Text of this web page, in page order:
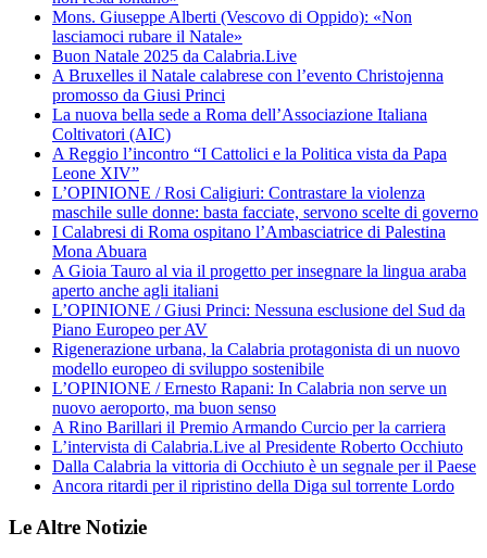
Mons. Giuseppe Alberti (Vescovo di Oppido): «Non
lasciamoci rubare il Natale»
Buon Natale 2025 da Calabria.Live
A Bruxelles il Natale calabrese con l’evento Christojenna
promosso da Giusi Princi
La nuova bella sede a Roma dell’Associazione Italiana
Coltivatori (AIC)
A Reggio l’incontro “I Cattolici e la Politica vista da Papa
Leone XIV”
L’OPINIONE / Rosi Caligiuri: Contrastare la violenza
maschile sulle donne: basta facciate, servono scelte di governo
I Calabresi di Roma ospitano l’Ambasciatrice di Palestina
Mona Abuara
A Gioia Tauro al via il progetto per insegnare la lingua araba
aperto anche agli italiani
L’OPINIONE / Giusi Princi: Nessuna esclusione del Sud da
Piano Europeo per AV
Rigenerazione urbana, la Calabria protagonista di un nuovo
modello europeo di sviluppo sostenibile
L’OPINIONE / Ernesto Rapani: In Calabria non serve un
nuovo aeroporto, ma buon senso
A Rino Barillari il Premio Armando Curcio per la carriera
L’intervista di Calabria.Live al Presidente Roberto Occhiuto
Dalla Calabria la vittoria di Occhiuto è un segnale per il Paese
Ancora ritardi per il ripristino della Diga sul torrente Lordo
Le Altre Notizie